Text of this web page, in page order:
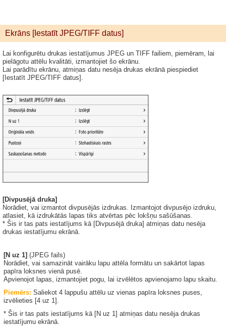
Ekrāns [Iestatīt JPEG/TIFF datus]
Lai konfigurētu drukas iestatījumus JPEG un TIFF failiem, piemēram, lai
pielāgotu attēlu kvalitāti, izmantojiet šo ekrānu.
Lai parādītu ekrānu, atmiņas datu nesēja drukas ekrānā piespiediet
[Iestatīt JPEG/TIFF datus].
[Divpusējā druka]
Norādiet, vai izmantot divpusējās izdrukas. Izmantojot divpusējo izdruku,
atlasiet, kā izdrukātās lapas tiks atvērtas pēc lokšņu sašūšanas.
* Šis ir tas pats iestatījums kā [Divpusējā druka] atmiņas datu nesēja
drukas iestatījumu ekrānā.
[N uz 1] (JPEG fails)
Norādiet, vai samazināt vairāku lapu attēla formātu un sakārtot lapas
papīra loksnes vienā pusē.
Apvienojot lapas, izmantojiet pogu, lai izvēlētos apvienojamo lapu skaitu.
Piemērs: Saliekot 4 lappušu attēlu uz vienas papīra loksnes puses,
izvēlieties [4 uz 1].
* Šis ir tas pats iestatījums kā [N uz 1] atmiņas datu nesēja drukas
iestatījumu ekrānā.